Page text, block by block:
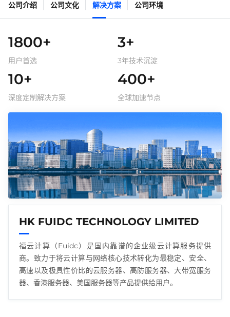
公司介绍 公司文化 解决方案 公司环境
1800+
用户首选
3+
3年技术沉淀
10+
深度定制解决方案
400+
全球加速节点
HK FUIDC TECHNOLOGY LIMITED
福云计算（Fuidc）是国内靠谱的企业级云计算服务提供
商。致力于将云计算与网络核心技术转化为最稳定、安全、
高速以及极具性价比的云服务器、高防服务器、大带宽服务
器、香港服务器、美国服务器等产品提供给用户。